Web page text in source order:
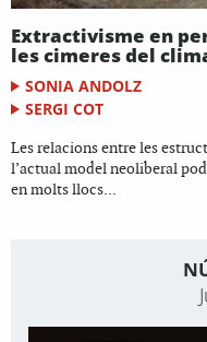
Extractivisme en
les cimeres del
SONIA ANDOLZ
SERGI COT
Les relacions entre les
l’actual model neoliberal
en molts llocs...